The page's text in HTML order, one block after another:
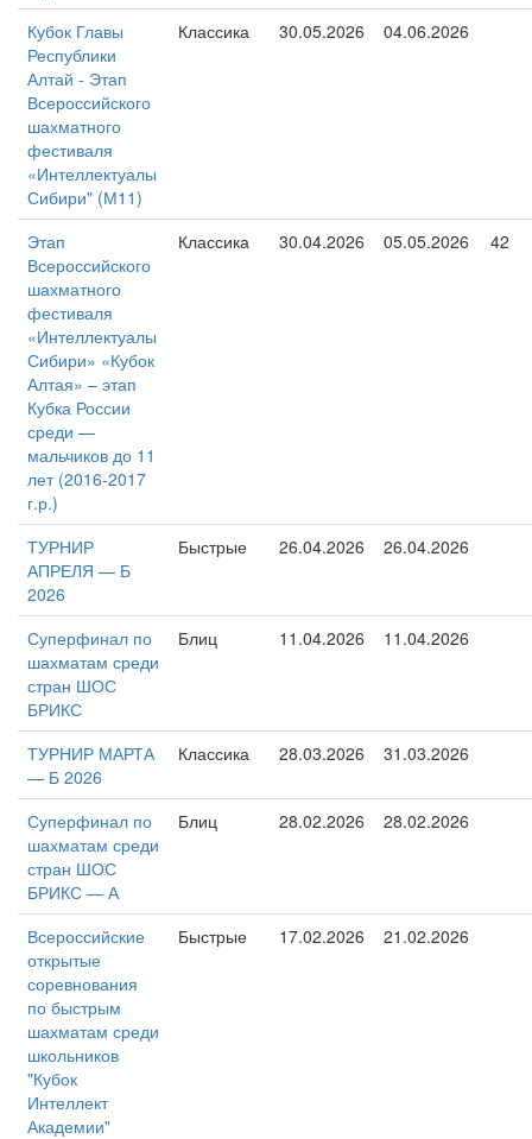
Кубок Главы
Республики
Алтай - Этап
Всероссийского
шахматного
фестиваля
«Интеллектуалы
Сибири" (М11)
Классика 30.05.2026 04.06.2026
Этап
Всероссийского
шахматного
фестиваля
«Интеллектуалы
Сибири» «Кубок
Алтая» – этап
Кубка России
среди —
мальчиков до 11
лет (2016-2017
г.р.)
Классика 30.04.2026 05.05.2026 42
ТУРНИР
АПРЕЛЯ — Б
2026
Быстрые 26.04.2026 26.04.2026
Суперфинал по
шахматам среди
стран ШОС
БРИКС
Блиц 11.04.2026 11.04.2026
ТУРНИР МАРТА
— Б 2026
Классика 28.03.2026 31.03.2026
Суперфинал по
шахматам среди
стран ШОС
БРИКС — А
Блиц 28.02.2026 28.02.2026
Всероссийские
открытые
соревнования
по быстрым
шахматам среди
школьников
"Кубок
Интеллект
Академии"
Быстрые 17.02.2026 21.02.2026